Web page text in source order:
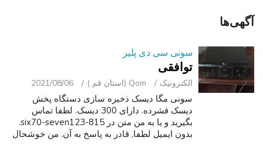
آگهی‌ها
سونی سی دی پلیر
توافقی
الکترونیک Qom (استان قم ) 2021/08/06
سونی مگا دیسک ذخیره سازی دستگاه پخش
دیسک فشرده. دارای 300 دیسک. لطفا تماس
بگیرید و یا به من متن در 815-six70-seven123.
بدون ایمیل لطفا, قادر به پاسخ به آن. من خوشحال